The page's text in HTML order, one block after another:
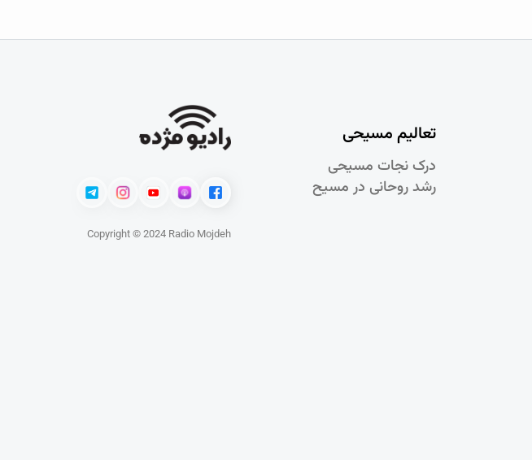
Copyright © 2024 Radio Mojdeh
تعالیم مسیحی
درک نجات مسيحی
رشد روحانی در مسيح